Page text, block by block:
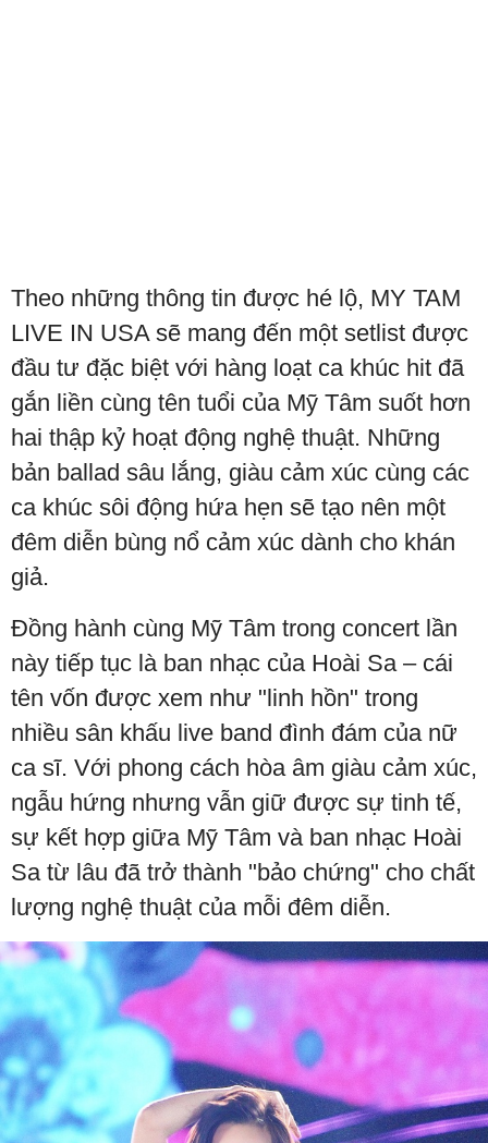
Theo những thông tin được hé lộ, MY TAM
LIVE IN USA sẽ mang đến một setlist được
đầu tư đặc biệt với hàng loạt ca khúc hit đã
gắn liền cùng tên tuổi của Mỹ Tâm suốt hơn
hai thập kỷ hoạt động nghệ thuật. Những
bản ballad sâu lắng, giàu cảm xúc cùng các
ca khúc sôi động hứa hẹn sẽ tạo nên một
đêm diễn bùng nổ cảm xúc dành cho khán
giả.
Đồng hành cùng Mỹ Tâm trong concert lần
này tiếp tục là ban nhạc của Hoài Sa – cái
tên vốn được xem như "linh hồn" trong
nhiều sân khấu live band đình đám của nữ
ca sĩ. Với phong cách hòa âm giàu cảm xúc,
ngẫu hứng nhưng vẫn giữ được sự tinh tế,
sự kết hợp giữa Mỹ Tâm và ban nhạc Hoài
Sa từ lâu đã trở thành "bảo chứng" cho chất
lượng nghệ thuật của mỗi đêm diễn.